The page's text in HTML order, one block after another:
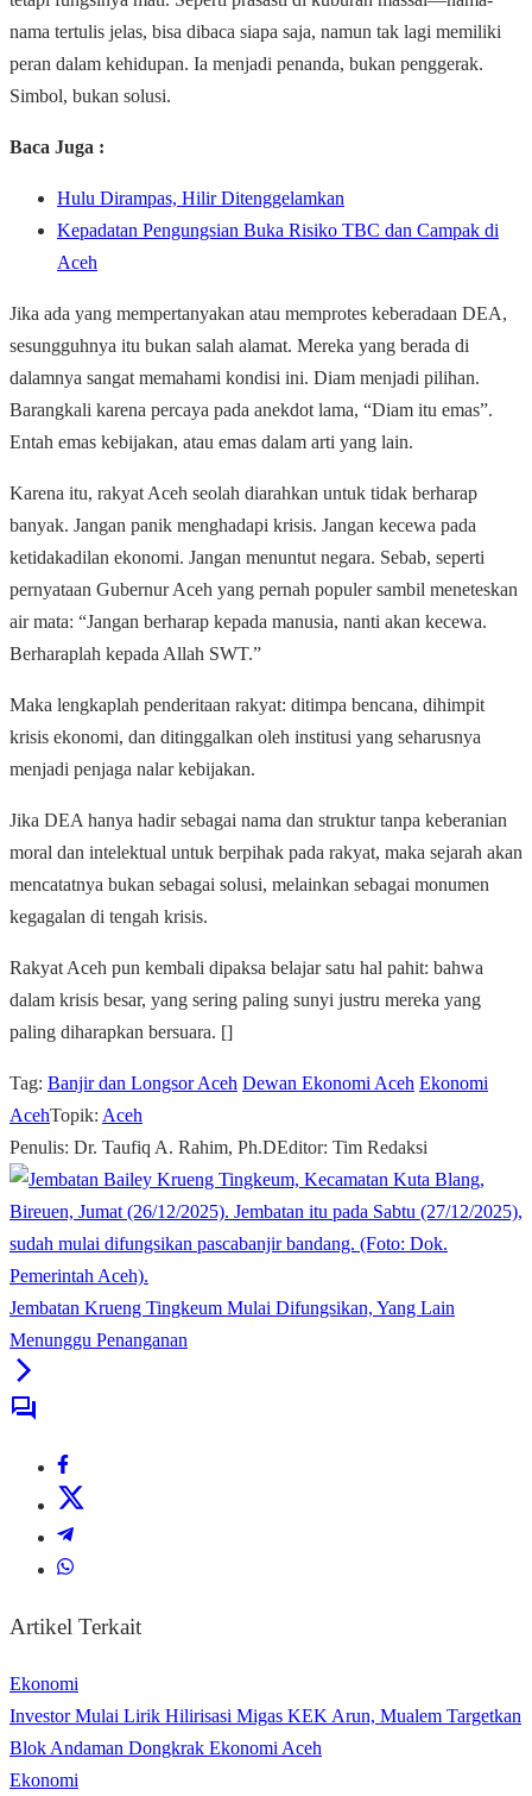
nama tertulis jelas, bisa dibaca siapa saja, namun tak lagi memiliki
peran dalam kehidupan. Ia menjadi penanda, bukan penggerak.
Simbol, bukan solusi.
Baca Juga :
Hulu Dirampas, Hilir Ditenggelamkan
Kepadatan Pengungsian Buka Risiko TBC dan Campak di
Aceh
Jika ada yang mempertanyakan atau memprotes keberadaan DEA,
sesungguhnya itu bukan salah alamat. Mereka yang berada di
dalamnya sangat memahami kondisi ini. Diam menjadi pilihan.
Barangkali karena percaya pada anekdot lama, “Diam itu emas”.
Entah emas kebijakan, atau emas dalam arti yang lain.
Karena itu, rakyat Aceh seolah diarahkan untuk tidak berharap
banyak. Jangan panik menghadapi krisis. Jangan kecewa pada
ketidakadilan ekonomi. Jangan menuntut negara. Sebab, seperti
pernyataan Gubernur Aceh yang pernah populer sambil meneteskan
air mata: “Jangan berharap kepada manusia, nanti akan kecewa.
Berharaplah kepada Allah SWT.”
Maka lengkaplah penderitaan rakyat: ditimpa bencana, dihimpit
krisis ekonomi, dan ditinggalkan oleh institusi yang seharusnya
menjadi penjaga nalar kebijakan.
Jika DEA hanya hadir sebagai nama dan struktur tanpa keberanian
moral dan intelektual untuk berpihak pada rakyat, maka sejarah akan
mencatatnya bukan sebagai solusi, melainkan sebagai monumen
kegagalan di tengah krisis.
Rakyat Aceh pun kembali dipaksa belajar satu hal pahit: bahwa
dalam krisis besar, yang sering paling sunyi justru mereka yang
paling diharapkan bersuara. []
Tag: Banjir dan Longsor Aceh Dewan Ekonomi Aceh Ekonomi
AcehTopik: Aceh
Penulis: Dr. Taufiq A. Rahim, Ph.DEditor: Tim Redaksi
Jembatan Krueng Tingkeum Mulai Difungsikan, Yang Lain
Menunggu Penanganan
Artikel Terkait
Ekonomi
Investor Mulai Lirik Hilirisasi Migas KEK Arun, Mualem Targetkan
Blok Andaman Dongkrak Ekonomi Aceh
Ekonomi